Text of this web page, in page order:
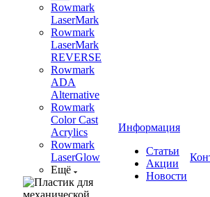
Rowmark
LaserMark
Rowmark
LaserMark
REVERSE
Rowmark
ADA
Alternative
Rowmark
Color Cast
Acrylics
Rowmark
LaserGlow
Ещё
Информация
Статьи
Акции
Новости